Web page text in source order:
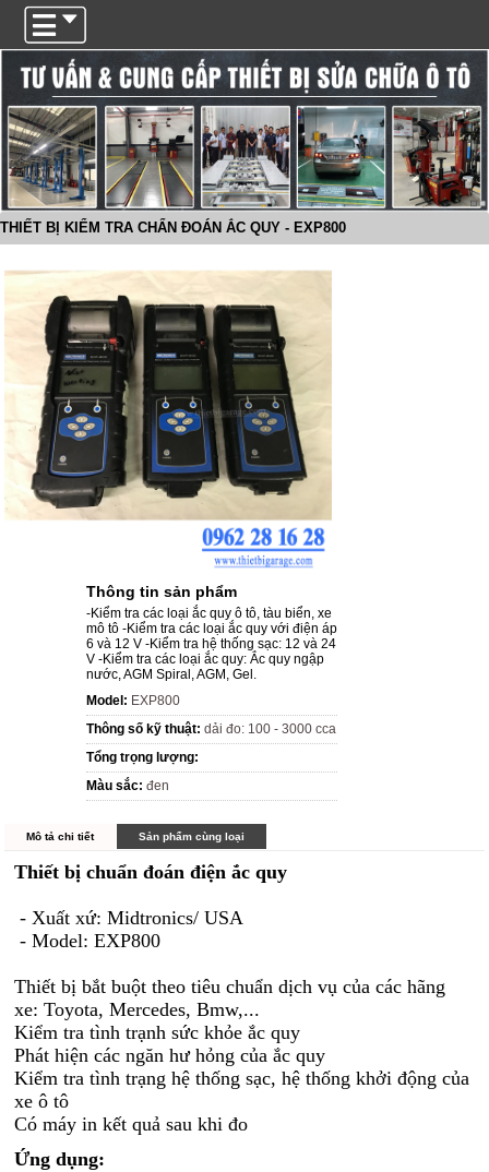
THIẾT BỊ KIỂM TRA CHẨN ĐOÁN ẮC QUY - EXP800
Thông tin sản phẩm
-Kiểm tra các loại ắc quy ô tô, tàu biển, xe
mô tô -Kiểm tra các loại ắc quy với điện áp
6 và 12 V -Kiểm tra hệ thống sạc: 12 và 24
V -Kiểm tra các loại ắc quy: Ắc quy ngập
nước, AGM Spiral, AGM, Gel.
Model: EXP800
Thông số kỹ thuật:dải đo: 100 - 3000 cca
Tổng trọng lượng:
Màu sắc:đen
Mô tả chi tiết Sản phẩm cùng loại
Thiết bị chuẩn đoán điện ắc quy
- Xuất xứ: Midtronics/ USA
- Model: EXP800
Thiết bị bắt buột theo tiêu chuẩn dịch vụ của các hãng
xe: Toyota, Mercedes, Bmw,...
Kiểm tra tình trạnh sức khỏe ắc quy
Phát hiện các ngăn hư hỏng của ắc quy
Kiểm tra tình trạng hệ thống sạc, hệ thống khởi động của
xe ô tô
Có máy in kết quả sau khi đo
Ứng dụng: